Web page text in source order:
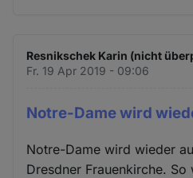
Resnikschek Karin (nicht
Fr. 19 Apr 2019 - 09:06
Notre-Dame wird
Notre-Dame wird wieder
Dresdner Frauenkirche.